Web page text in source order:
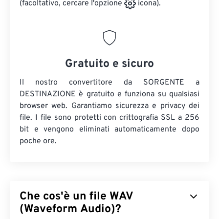
(facoltativo, cercare l'opzione icona).
Gratuito e sicuro
Il nostro convertitore da SORGENTE a
DESTINAZIONE è gratuito e funziona su qualsiasi
browser web. Garantiamo sicurezza e privacy dei
file. I file sono protetti con crittografia SSL a 256
bit e vengono eliminati automaticamente dopo
poche ore.
Che cos'è un file WAV
(Waveform Audio)?